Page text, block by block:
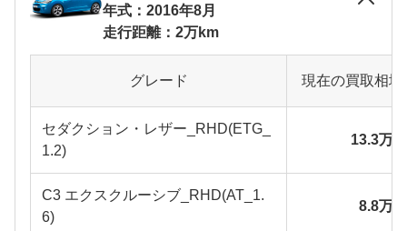
年式：2016年8月
走行距離：2万km
グレード 現在の買取相
セダクション・レザー_RHD(ETG_
1.2)
13.3万
C3 エクスクルーシブ_RHD(AT_1.
6)
8.8万